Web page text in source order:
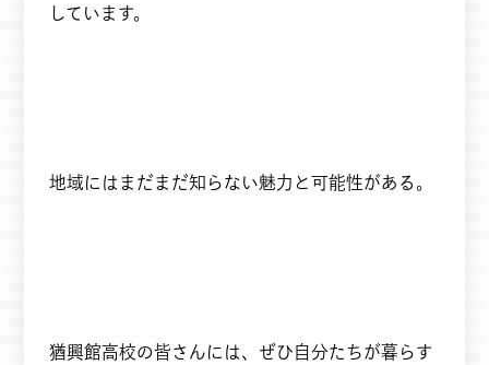
しています。
地域にはまだまだ知らない魅力と可能性がある。
猶興館高校の皆さんには、ぜひ自分たちが暮らす